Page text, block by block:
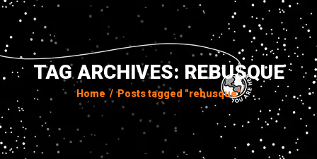
TAG ARCHIVES: REBUSQUE
Home / Posts tagged "rebusque"